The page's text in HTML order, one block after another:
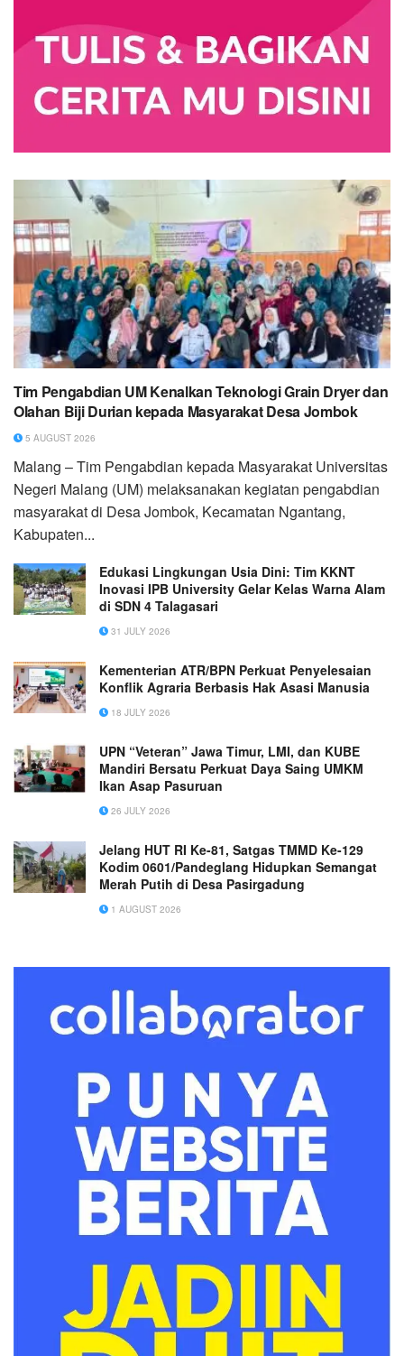
Tim Pengabdian UM Kenalkan Teknologi Grain Dryer dan
Olahan Biji Durian kepada Masyarakat Desa Jombok
5 AUGUST 2026
Malang – Tim Pengabdian kepada Masyarakat Universitas
Negeri Malang (UM) melaksanakan kegiatan pengabdian
masyarakat di Desa Jombok, Kecamatan Ngantang,
Kabupaten...
Edukasi Lingkungan Usia Dini: Tim KKNT
Inovasi IPB University Gelar Kelas Warna Alam
di SDN 4 Talagasari
31 JULY 2026
Kementerian ATR/BPN Perkuat Penyelesaian
Konflik Agraria Berbasis Hak Asasi Manusia
18 JULY 2026
UPN “Veteran” Jawa Timur, LMI, dan KUBE
Mandiri Bersatu Perkuat Daya Saing UMKM
Ikan Asap Pasuruan
26 JULY 2026
Jelang HUT RI Ke-81, Satgas TMMD Ke-129
Kodim 0601/Pandeglang Hidupkan Semangat
Merah Putih di Desa Pasirgadung
1 AUGUST 2026